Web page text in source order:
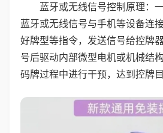
蓝牙或无线信号控制原理：
蓝牙或无线信号与手机等设备连
好牌型等指令，发送信号给控牌
号后驱动内部微型电机或机械结
码牌过程中进行干预，达到控牌目